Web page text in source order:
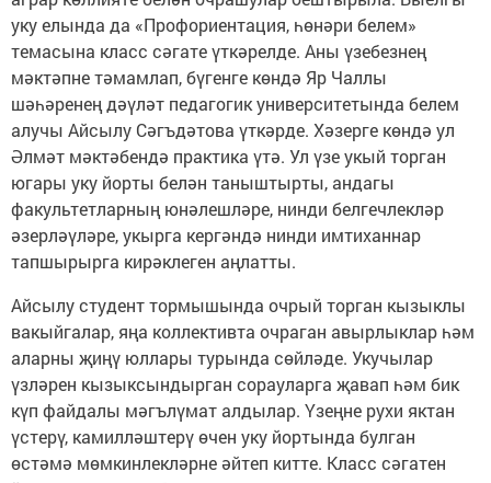
уку елында да «Профориентация, һөнәри белем»
темасына класс сәгате үткәрелде. Аны үзебезнең
мәктәпне тәмамлап, бүгенге көндә Яр Чаллы
шәһәренең дәүләт педагогик университетында белем
алучы Айсылу Сәгъдәтова үткәрде. Хәзерге көндә ул
Әлмәт мәктәбендә практика үтә. Ул үзе укый торган
югары уку йорты белән таныштырты, андагы
факультетларның юнәлешләре, нинди белгечлекләр
әзерләүләре, укырга кергәндә нинди имтиханнар
тапшырырга кирәклеген аңлатты.
Айсылу студент тормышында очрый торган кызыклы
вакыйгалар, яңа коллективта очраган авырлыклар һәм
аларны җиңү юллары турында сөйләде. Укучылар
үзләрен кызыксындырган сорауларга җавап һәм бик
күп файдалы мәгълүмат алдылар. Үзеңне рухи яктан
үстерү, камилләштерү өчен уку йортында булган
өстәмә мөмкинлекләрне әйтеп китте. Класс сәгатен